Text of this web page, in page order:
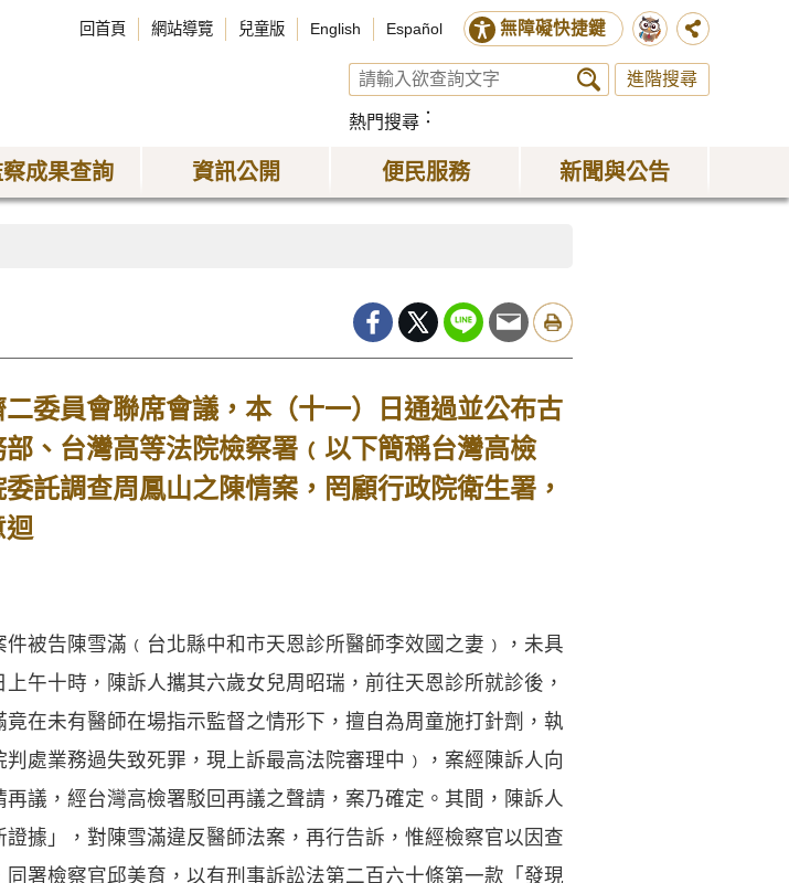
回首頁 網站導覽 兒童版 English Español 無障礙快捷鍵
進階搜尋
熱門搜尋
成果查詢 資訊公開 便民服務 新聞與公告
員會聯席會議，本（十一）日通過並公布古
、台灣高等法院檢察署﹙以下簡稱台灣高檢
託調查周鳳山之陳情案，罔顧行政院衛生署，
迴
告陳雪滿﹙台北縣中和市天恩診所醫師李效國之妻﹚，未具
午十時，陳訴人攜其六歲女兒周昭瑞，前往天恩診所就診後，
在未有醫師在場指示監督之情形下，擅自為周童施打針劑，執
處業務過失致死罪，現上訴最高法院審理中﹚，案經陳訴人向
議，經台灣高檢署駁回再議之聲請，案乃確定。其間，陳訴人
據」，對陳雪滿違反醫師法案，再行告訴，惟經檢察官以因查
署檢察官邱美育，以有刑事訴訟法第二百六十條第一款「發現